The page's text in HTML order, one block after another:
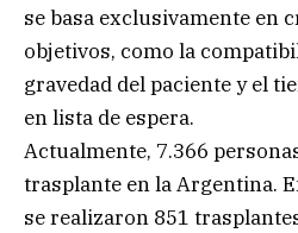
se basa exclusivamente en
objetivos, como la
gravedad del paciente y el
en lista de espera.
Actualmente, 7.366
trasplante en la Argentina.
se realizaron 851